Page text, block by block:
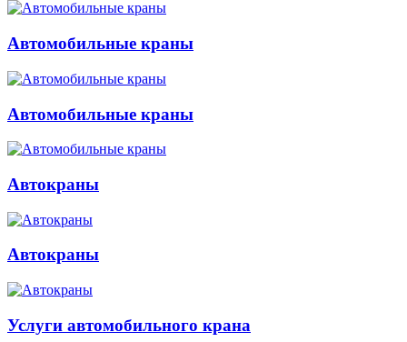
Автомобильные краны
Автомобильные краны
Автокраны
Автокраны
Услуги автомобильного крана